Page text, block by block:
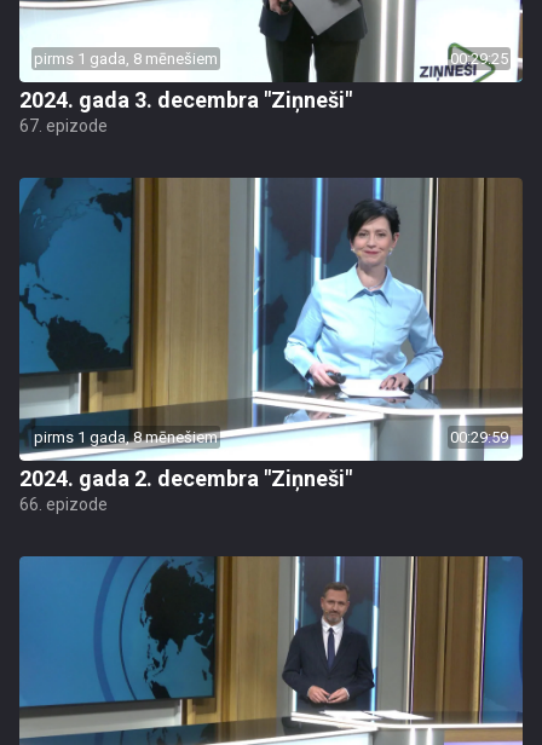
pirms 1 gada, 8 mēnešiem 00:29:25
2024. gada 3. decembra "Ziņneši"
67. epizode
pirms 1 gada, 8 mēnešiem 00:29:59
2024. gada 2. decembra "Ziņneši"
66. epizode